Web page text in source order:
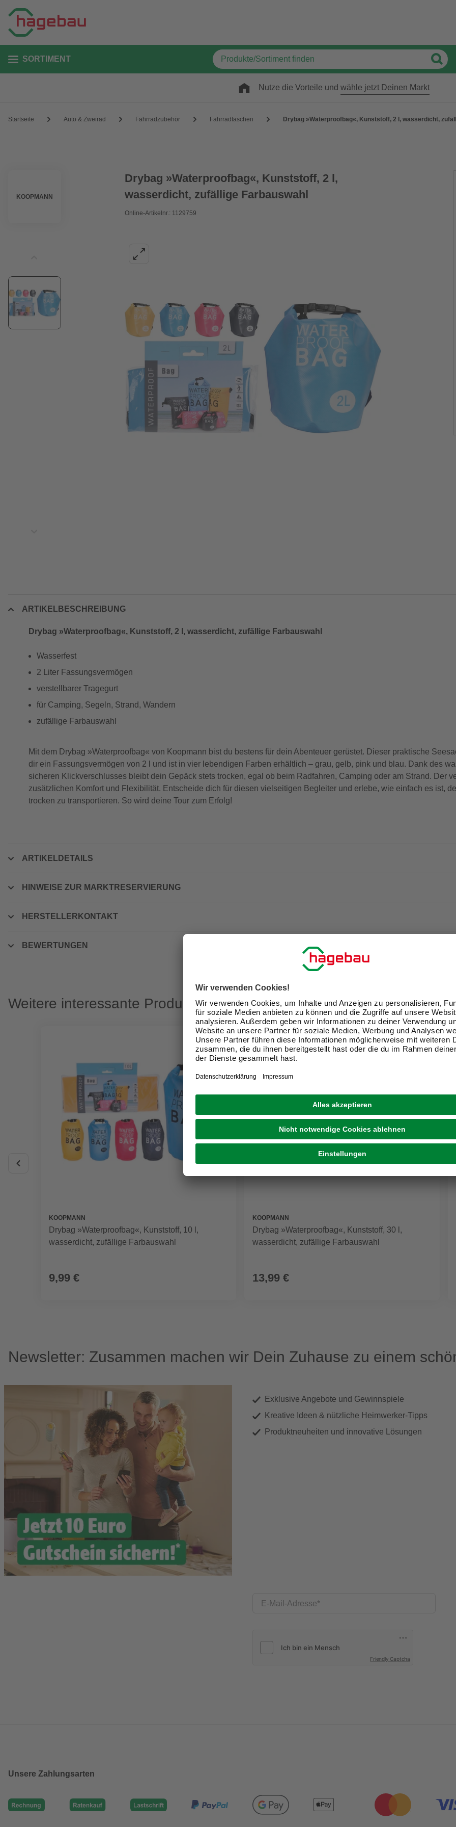
SORTIMENT
Nutze die Vorteile und wähle jetzt Deinen Markt
Startseite Auto & Zweirad Fahrradzubehör Fahrradtaschen Drybag »Waterproofbag«, Kunststoff, 2 l, wasserdicht,
KOOPMANN
Drybag »Waterproofbag«, Kunststoff, 2 l,
wasserdicht, zufällige Farbauswahl
Online-Artikelnr.: 1129759
ARTIKELBESCHREIBUNG
Drybag »Waterproofbag«, Kunststoff, 2 l, wasserdicht, zufällige Farbauswahl
Wasserfest
2 Liter Fassungsvermögen
verstellbarer Tragegurt
für Camping, Segeln, Strand, Wandern
zufällige Farbauswahl
Mit dem Drybag »Waterproofbag« von Koopmann bist du bestens für dein Abenteuer gerüstet. Dieser praktische
dir ein Fassungsvermögen von 2 l und ist in vier lebendigen Farben erhältlich – grau, gelb, pink und blau. Dank des
sicheren Klickverschlusses bleibt dein Gepäck stets trocken, egal ob beim Radfahren, Camping oder am Strand. Der
zusätzlichen Komfort und Flexibilität. Entscheide dich für diesen vielseitigen Begleiter und erlebe, wie einfach es ist,
trocken zu transportieren. So wird deine Tour zum Erfolg!
ARTIKELDETAILS
HINWEISE ZUR MARKTRESERVIERUNG
HERSTELLERKONTAKT
BEWERTUNGEN
Weitere interessante Produkte
KOOPMANN
Drybag »Waterproofbag«, Kunststoff, 10 l,
wasserdicht, zufällige Farbauswahl
9,99 €
KOOPMANN
Drybag »Waterproofbag«, Kunststoff, 30 l,
wasserdicht, zufällige Farbauswahl
13,99 €
Newsletter: Zusammen machen wir Dein Zuhause zu einem
Exklusive Angebote und Gewinnspiele
Kreative Ideen & nützliche Heimwerker-Tipps
Produktneuheiten und innovative Lösungen
E-Mail-Adresse
Friendly Captcha
Unsere Zahlungsarten